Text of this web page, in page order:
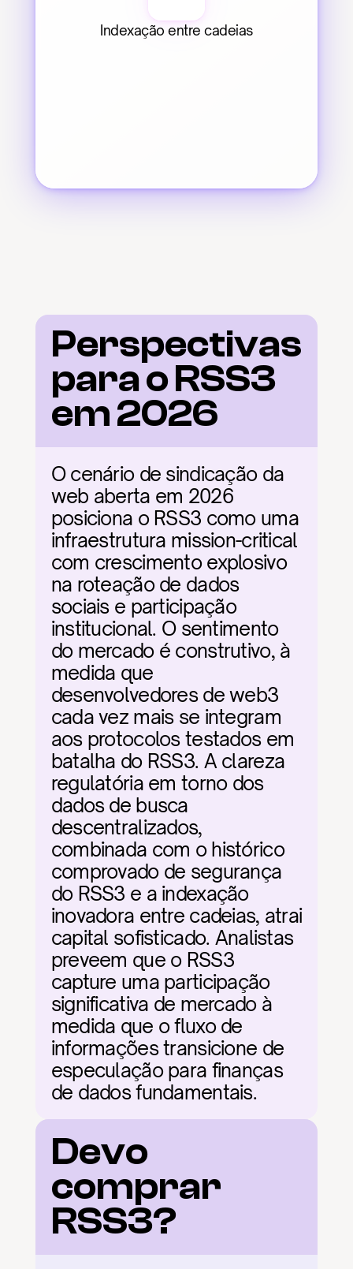
Indexação entre cadeias
Perspectivas
para o RSS3
em 2026
O cenário de sindicação da
web aberta em 2026
posiciona o RSS3 como uma
infraestrutura mission-critical
com crescimento explosivo
na roteação de dados
sociais e participação
institucional. O sentimento
do mercado é construtivo, à
medida que
desenvolvedores de web3
cada vez mais se integram
aos protocolos testados em
batalha do RSS3. A clareza
regulatória em torno dos
dados de busca
descentralizados,
combinada com o histórico
comprovado de segurança
do RSS3 e a indexação
inovadora entre cadeias, atrai
capital sofisticado. Analistas
preveem que o RSS3
capture uma participação
significativa de mercado à
medida que o fluxo de
informações transicione de
especulação para finanças
de dados fundamentais.
Devo
comprar
RSS3?